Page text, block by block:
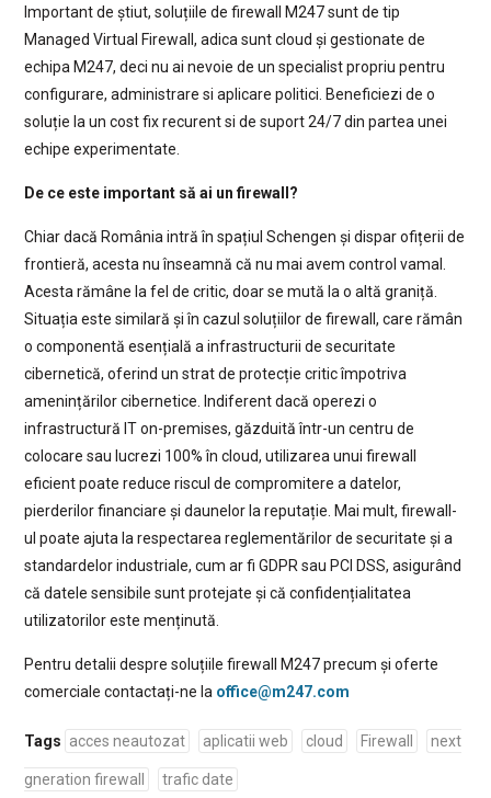
Important de știut, soluțiile de firewall M247 sunt de tip
Managed Virtual Firewall, adica sunt cloud și gestionate de
echipa M247, deci nu ai nevoie de un specialist propriu pentru
configurare, administrare si aplicare politici. Beneficiezi de o
soluție la un cost fix recurent si de suport 24/7 din partea unei
echipe experimentate.
De ce este important să ai un firewall?
Chiar dacă România intră în spațiul Schengen și dispar ofițerii de
frontieră, acesta nu înseamnă că nu mai avem control vamal.
Acesta rămâne la fel de critic, doar se mută la o altă graniță.
Situația este similară și în cazul soluțiilor de firewall, care rămân
o componentă esențială a infrastructurii de securitate
cibernetică, oferind un strat de protecție critic împotriva
amenințărilor cibernetice. Indiferent dacă operezi o
infrastructură IT on-premises, găzduită într-un centru de
colocare sau lucrezi 100% în cloud, utilizarea unui firewall
eficient poate reduce riscul de compromitere a datelor,
pierderilor financiare și daunelor la reputație. Mai mult, firewall-
ul poate ajuta la respectarea reglementărilor de securitate și a
standardelor industriale, cum ar fi GDPR sau PCI DSS, asigurând
că datele sensibile sunt protejate și că confidențialitatea
utilizatorilor este menținută.
Pentru detalii despre soluțiile firewall M247 precum și oferte
comerciale contactați-ne la office@m247.com
Tags acces neautozat aplicatii web cloud Firewall next
gneration firewall trafic date